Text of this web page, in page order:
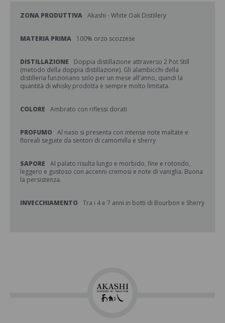
ZONA PRODUTTIVA Akashi - White Oak Distillery
MATERIA PRIMA 100% orzo scozzese
DISTILLAZIONE
Doppia distillazione attraverso 2 Pot Still
(metodo della doppia distillazione). Gli alambicchi della
distilleria funzionano solo per un mese all'anno, quindi la
quantità di whisky prodotta è sempre molto limitata.
COLORE Ambrato con riflessi dorati
PROFUMO Al naso si presenta con intense note maltate e
floreali seguite da sentori di camomilla e sherry
SAPORE
Al palato risulta lungo e morbido, fine e rotondo,
leggero e gustoso con accenni cremosi e note di vaniglia. Buona
la persistenza.
INVECCHIAMENTO Tra i 4 e 7 anni in botti di Bourbon e Sherry